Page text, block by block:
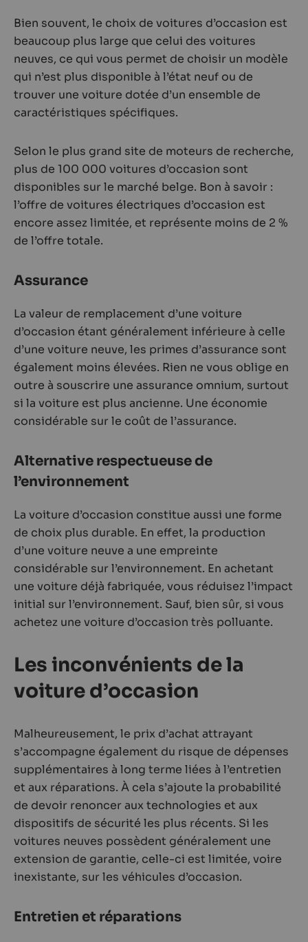
Bien souvent, le choix de voitures d’occasion est
beaucoup plus large que celui des voitures
neuves, ce qui vous permet de choisir un modèle
qui n’est plus disponible à l’état neuf ou de
trouver une voiture dotée d’un ensemble de
caractéristiques spécifiques.
Selon le plus grand site de moteurs de recherche,
plus de 100 000 voitures d’occasion sont
disponibles sur le marché belge. Bon à savoir :
l’offre de voitures électriques d’occasion est
encore assez limitée, et représente moins de 2 %
de l’offre totale.
Assurance
La valeur de remplacement d’une voiture
d’occasion étant généralement inférieure à celle
d’une voiture neuve, les primes d’assurance sont
également moins élevées. Rien ne vous oblige en
outre à souscrire une assurance omnium, surtout
si la voiture est plus ancienne. Une économie
considérable sur le coût de l’assurance.
Alternative respectueuse de
l’environnement
La voiture d’occasion constitue aussi une forme
de choix plus durable. En effet, la production
d’une voiture neuve a une empreinte
considérable sur l’environnement. En achetant
une voiture déjà fabriquée, vous réduisez l’impact
initial sur l’environnement. Sauf, bien sûr, si vous
achetez une voiture d’occasion très polluante.
Les inconvénients de la
voiture d’occasion
Malheureusement, le prix d’achat attrayant
s’accompagne également du risque de dépenses
supplémentaires à long terme liées à l’entretien
et aux réparations. À cela s’ajoute la probabilité
de devoir renoncer aux technologies et aux
dispositifs de sécurité les plus récents. Si les
voitures neuves possèdent généralement une
extension de garantie, celle-ci est limitée, voire
inexistante, sur les véhicules d’occasion.
Entretien et réparations